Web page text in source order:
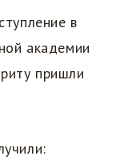
в
академии
пришли